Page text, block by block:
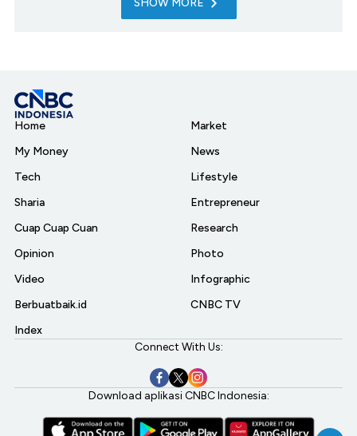
SHOW MORE
Home
My Money
Tech
Sharia
Cuap Cuap Cuan
Opinion
Video
Berbuatbaik.id
Index
Market
News
Lifestyle
Entrepreneur
Research
Photo
Infographic
CNBC TV
Connect With Us:
Download aplikasi CNBC Indonesia: